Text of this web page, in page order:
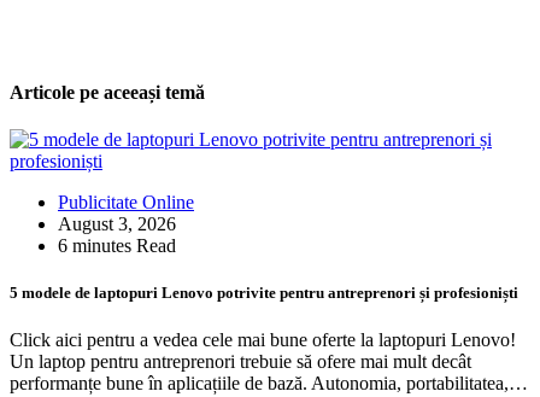
Articole pe aceeași temă
Publicitate Online
August 3, 2026
6 minutes Read
5 modele de laptopuri Lenovo potrivite pentru antreprenori și profesioniști
Click aici pentru a vedea cele mai bune oferte la laptopuri Lenovo!
Un laptop pentru antreprenori trebuie să ofere mai mult decât
performanțe bune în aplicațiile de bază. Autonomia, portabilitatea,…